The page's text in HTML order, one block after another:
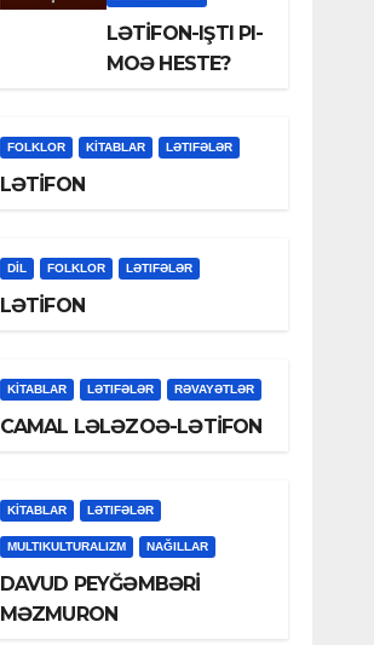
LƏTİFON-IŞTI PI-
MOƏ HESTE?
FOLKLOR KİTABLAR LƏTIFƏLƏR
LƏTİFON
DİL FOLKLOR LƏTIFƏLƏR
LƏTİFON
KİTABLAR LƏTIFƏLƏR RƏVAYƏTLƏR
CAMAL LƏLƏZOƏ-LƏTİFON
KİTABLAR LƏTIFƏLƏR
MULTIKULTURALIZM NAĞILLAR
DAVUD PEYĞƏMBƏRİ
MƏZMURON